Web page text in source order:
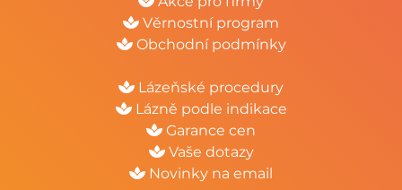
Věrnostní program
Obchodní podmínky
Lázeňské procedury
Lázně podle indikace
Garance cen
Vaše dotazy
Novinky na email